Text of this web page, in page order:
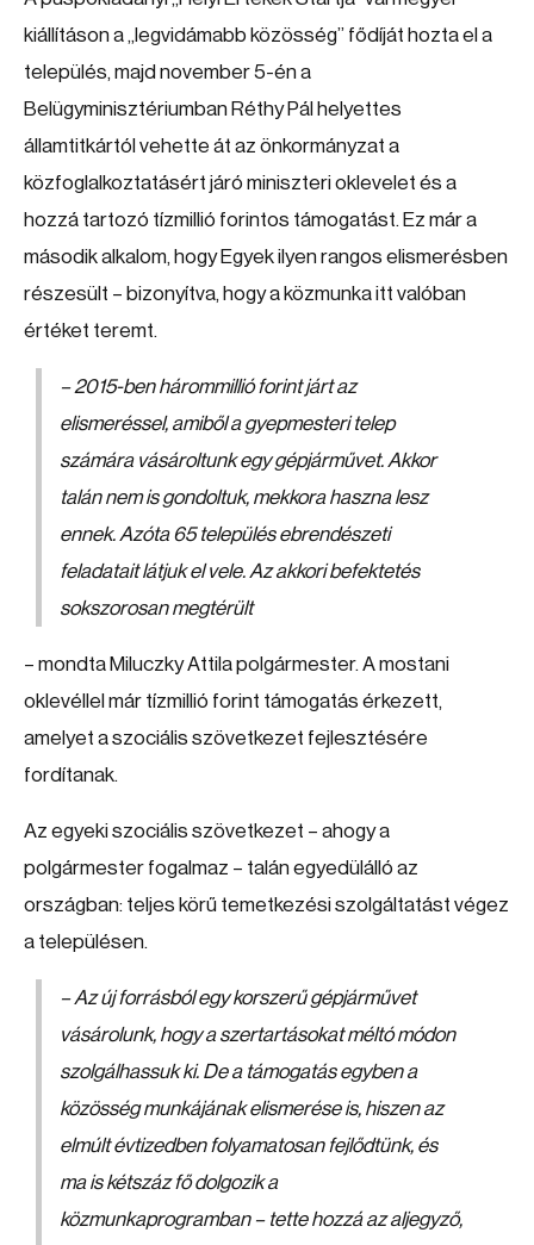
kiállításon a „legvidámabb közösség” fődíját hozta el a
település, majd november 5-én a
Belügyminisztériumban Réthy Pál helyettes
államtitkártól vehette át az önkormányzat a
közfoglalkoztatásért járó miniszteri oklevelet és a
hozzá tartozó tízmillió forintos támogatást. Ez már a
második alkalom, hogy Egyek ilyen rangos elismerésben
részesült – bizonyítva, hogy a közmunka itt valóban
értéket teremt.
– 2015-ben hárommillió forint járt az
elismeréssel, amiből a gyepmesteri telep
számára vásároltunk egy gépjárművet. Akkor
talán nem is gondoltuk, mekkora haszna lesz
ennek. Azóta 65 település ebrendészeti
feladatait látjuk el vele. Az akkori befektetés
sokszorosan megtérült
– mondta Miluczky Attila polgármester. A mostani
oklevéllel már tízmillió forint támogatás érkezett,
amelyet a szociális szövetkezet fejlesztésére
fordítanak.
Az egyeki szociális szövetkezet – ahogy a
polgármester fogalmaz – talán egyedülálló az
országban: teljes körű temetkezési szolgáltatást végez
a településen.
– Az új forrásból egy korszerű gépjárművet
vásárolunk, hogy a szertartásokat méltó módon
szolgálhassuk ki. De a támogatás egyben a
közösség munkájának elismerése is, hiszen az
elmúlt évtizedben folyamatosan fejlődtünk, és
ma is kétszáz fő dolgozik a
közmunkaprogramban – tette hozzá az aljegyző,